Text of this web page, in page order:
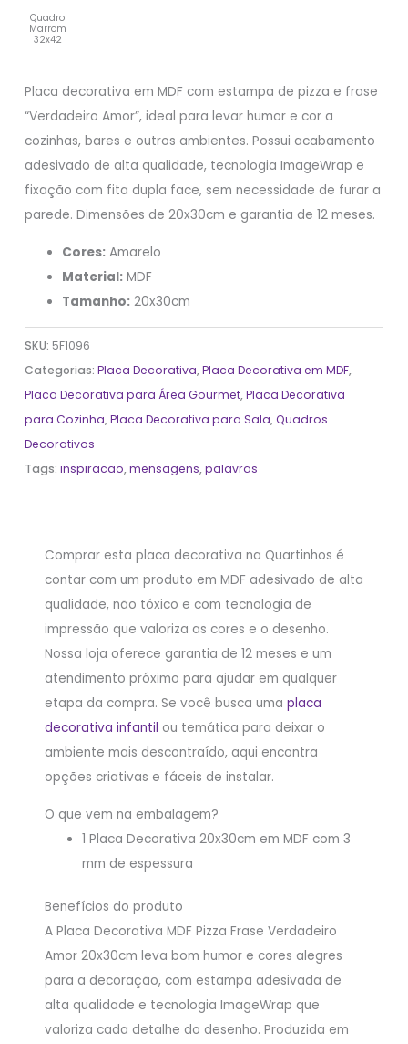
Quadro
Marrom
32x42
Placa decorativa em MDF com estampa de pizza e frase
“Verdadeiro Amor”, ideal para levar humor e cor a
cozinhas, bares e outros ambientes. Possui acabamento
adesivado de alta qualidade, tecnologia ImageWrap e
fixação com fita dupla face, sem necessidade de furar a
parede. Dimensões de 20x30cm e garantia de 12 meses.
Cores: Amarelo
Material: MDF
Tamanho: 20x30cm
SKU: 5F1096
Categorias:Placa Decorativa,Placa Decorativa em MDF,
Placa Decorativa para Área Gourmet,Placa Decorativa
para Cozinha,Placa Decorativa para Sala,Quadros
Decorativos
Tags:inspiracao,mensagens,palavras
Comprar esta placa decorativa na Quartinhos é
contar com um produto em MDF adesivado de alta
qualidade, não tóxico e com tecnologia de
impressão que valoriza as cores e o desenho.
Nossa loja oferece garantia de 12 meses e um
atendimento próximo para ajudar em qualquer
etapa da compra. Se você busca uma placa
decorativa infantil ou temática para deixar o
ambiente mais descontraído, aqui encontra
opções criativas e fáceis de instalar.
O que vem na embalagem?
1 Placa Decorativa 20x30cm em MDF com 3
mm de espessura
Benefícios do produto
A Placa Decorativa MDF Pizza Frase Verdadeiro
Amor 20x30cm leva bom humor e cores alegres
para a decoração, com estampa adesivada de
alta qualidade e tecnologia ImageWrap que
valoriza cada detalhe do desenho. Produzida em